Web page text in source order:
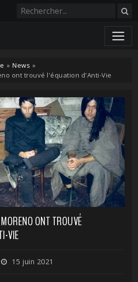
» News »
ont trouvé l'équation d'Anti-Vie
ONT TROUVÉ
VIE
15 juin 2021
cookies